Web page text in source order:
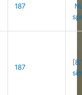
187
187